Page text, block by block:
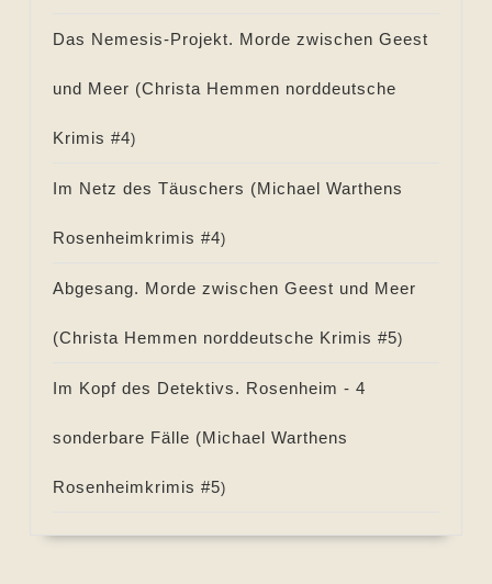
Das Nemesis-Projekt. Morde zwischen Geest
und Meer (Christa Hemmen norddeutsche
Krimis #4)
Im Netz des Täuschers (Michael Warthens
Rosenheimkrimis #4)
Abgesang. Morde zwischen Geest und Meer
(Christa Hemmen norddeutsche Krimis #5)
Im Kopf des Detektivs. Rosenheim - 4
sonderbare Fälle (Michael Warthens
Rosenheimkrimis #5)